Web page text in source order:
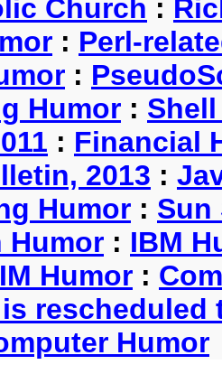
Church :
: Perl-
:
Humor :
: Financial
2013 :
Humor : Sun
Humor : IBM
Humor :
rescheduled
Humor